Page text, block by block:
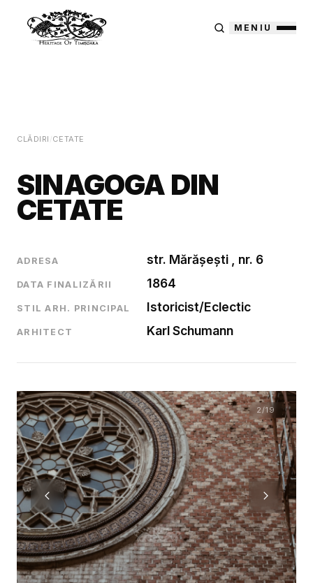
MENIU
CLĂDIRI CETATE
SINAGOGA DIN
CETATE
ADRESA str. Mărășești , nr. 6
DATA FINALIZĂRII 1864
STIL ARH. PRINCIPAL Istoricist/Eclectic
ARHITECT Karl Schumann
2/19